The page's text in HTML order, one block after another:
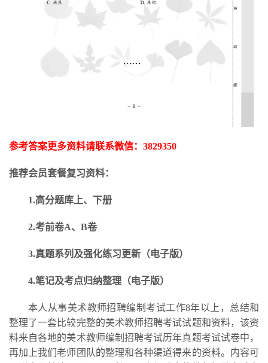
参考答案更多资料请联系微信： 3829350
推荐会员套餐复习资料：
1.高分题库上、下册
2.考前卷A、B卷
3.真题系列及强化练习更新 （电子版）
4.笔记及考点归纳整理（电子版）
本人从事美术教师招聘编制考试工作8年以上，总结和
整理了一套比较完整的美术教师招聘考试试题和资料，该资
料来自各地的美术教师编制招聘考试历年真题考试试卷中，
再加上我们老师团队的整理和各种渠道得来的资料。内容可